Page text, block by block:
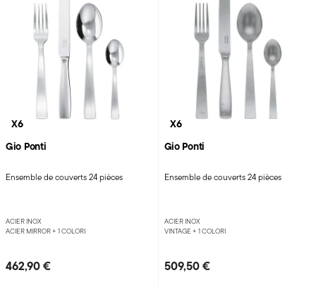
X6
Gio Ponti
Ensemble de couverts 24 pièces
ACIER INOX
ACIER MIRROR + 1 COLORI
462,90 €
X6
Gio Ponti
Ensemble de couverts 24 pièces
ACIER INOX
VINTAGE + 1 COLORI
509,50 €